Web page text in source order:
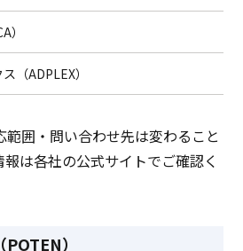
）
（ADPLEX）
囲・問い合わせ先は変わること
は各社の公式サイトでご確認く
）